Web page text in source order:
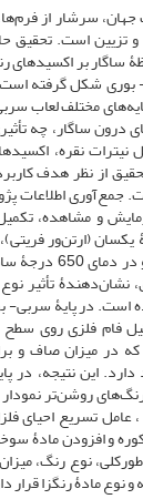
سرشار از
تزیین است. تحقیق
ساگار بر اکسیدهای
بوری شکل گرفته
مختلف لعاب
درون ساگار، چه
نقره،
از نظر هدف
جمع‌آوری اطلاعات
و مشاهده،
(ارتن‌ور
یکسان (براده
نشان‌دهندۀ تأثیر
در پایۀ سربی-
فام فلزی روی
در میزان صاف و
این نتیجه، در
رنگ‌های روشن‌تر
عامل تسریع احیای
و افزودن مادۀ
نوع رنگ،
و نوع مادۀ رنگزا قرار